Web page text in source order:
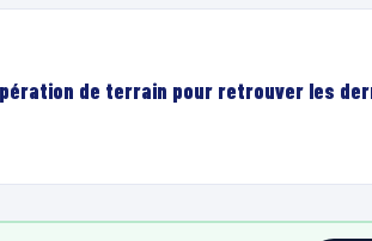
de terrain pour retrouver les